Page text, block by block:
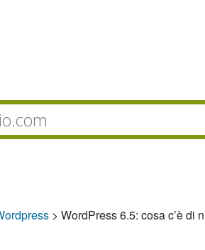
> WordPress 6.5: cosa c’è di